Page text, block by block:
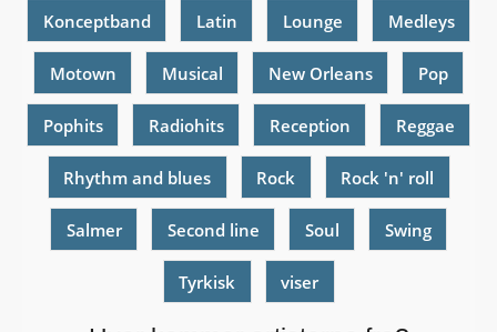
Konceptband Latin Lounge Medleys
Motown Musical New Orleans Pop
Pophits Radiohits Reception Reggae
Rhythm and blues Rock Rock 'n' roll
Salmer Second line Soul Swing
Tyrkisk viser